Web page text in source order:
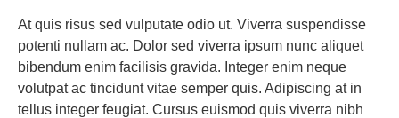
At quis risus sed vulputate odio ut. Viverra suspendisse
potenti nullam ac. Dolor sed viverra ipsum nunc aliquet
bibendum enim facilisis gravida. Integer enim neque
volutpat ac tincidunt vitae semper quis. Adipiscing at in
tellus integer feugiat. Cursus euismod quis viverra nibh